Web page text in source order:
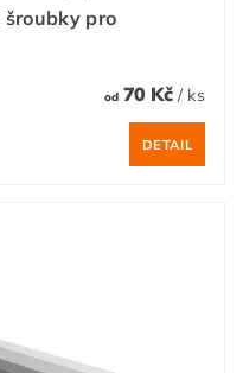
šroubky pro
od70 Kč / ks
DETAIL